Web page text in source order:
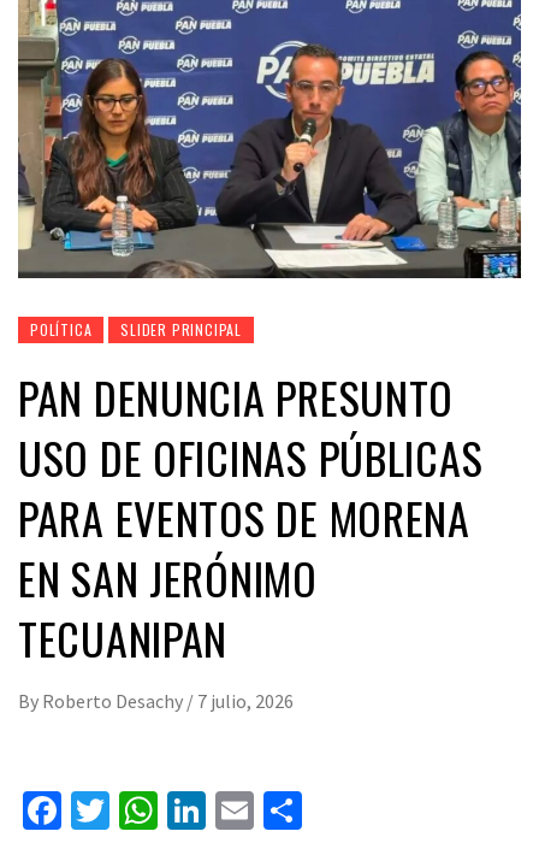
POLÍTICA SLIDER PRINCIPAL
PAN DENUNCIA PRESUNTO
USO DE OFICINAS PÚBLICAS
PARA EVENTOS DE MORENA
EN SAN JERÓNIMO
TECUANIPAN
By Roberto Desachy / 7 julio, 2026
Facebook
Twitter
WhatsApp
LinkedIn
Email